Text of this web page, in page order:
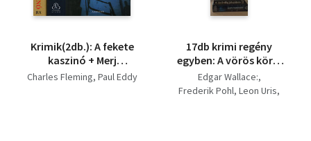
Krimik(2db.): A fekete
kaszinó + Merj
meghalni
Charles Fleming Paul Eddy
17db krimi regény
egyben: A vörös kör +
Csernobil + Exodus +
Életre-halálra +
Edgar Wallace:
Frederik Pohl Leon Uris